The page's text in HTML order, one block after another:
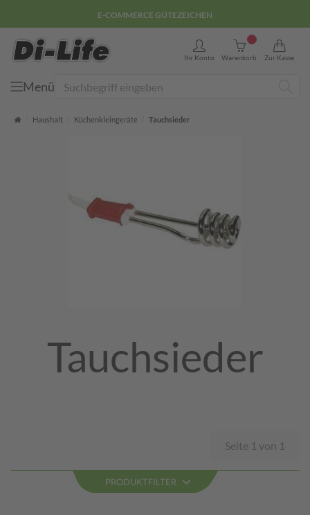
E-COMMERCE GÜTEZEICHEN
Ihr Konto Warenkorb
0
Zur Kasse
Menü
Startseite
Haushalt Küchenkleingeräte Tauchsieder
Tauchsieder
Seite 1 von 1
PRODUKTFILTER